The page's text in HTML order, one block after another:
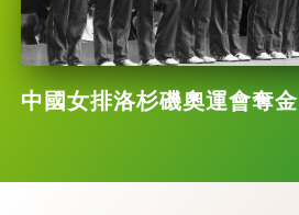
中國女排洛杉磯奧運會奪金